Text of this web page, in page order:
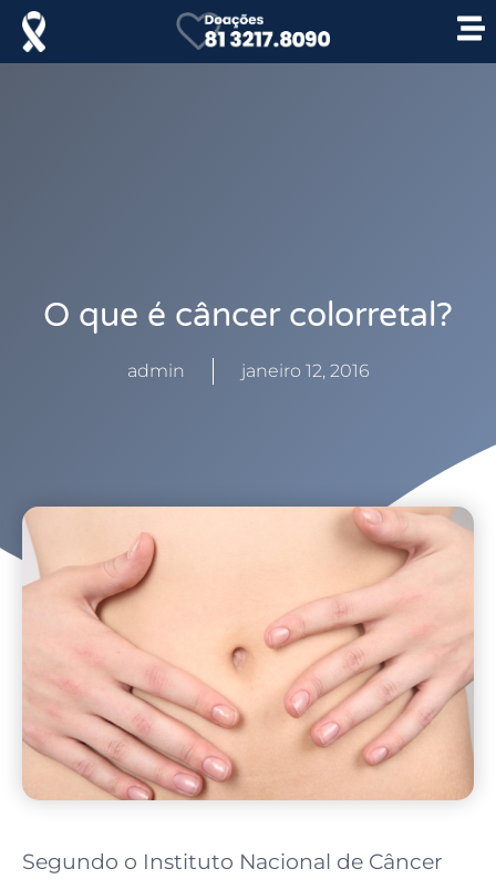
O que é câncer colorretal?
admin janeiro 12, 2016
Segundo o Instituto Nacional de Câncer